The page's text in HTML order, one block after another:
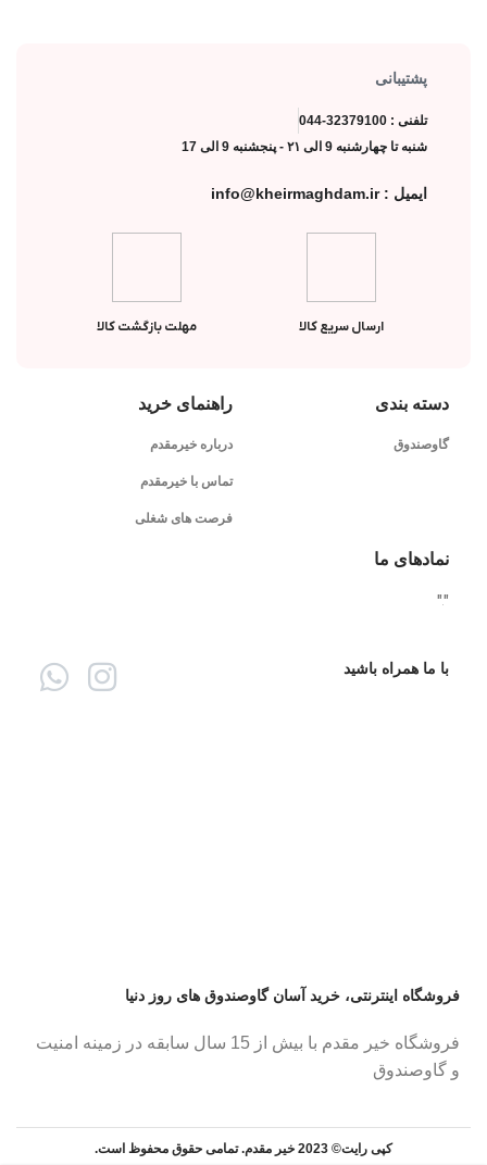
پشتیبانی
تلفنی : 32379100-044
شنبه تا چهارشنبه 9 الی ۲۱ - پنجشنبه 9 الی 17
ایمیل : info@kheirmaghdam.ir
ارسال سریع کالا مهلت بازگشت کالا
دسته بندی
گاوصندوق
راهنمای خرید
درباره خیرمقدم
تماس با خیرمقدم
فرصت های شغلی
نمادهای ما
"
"
با ما همراه باشید
فروشگاه اینترنتی، خرید آسان گاوصندوق های روز دنیا
فروشگاه خیر مقدم با بیش از 15 سال سابقه در زمینه امنیت
و گاوصندوق
کپی رایت© 2023 خیر مقدم. تمامی حقوق محفوظ است.